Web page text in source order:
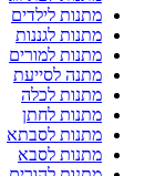
מתנות לילדים
מתנות לגננות
מתנות למורים
מתנה לסייעת
מתנות לכלה
מתנות לחתן
מתנות לסבתא
מתנות לסבא